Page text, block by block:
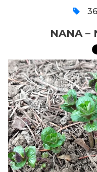
NANA –